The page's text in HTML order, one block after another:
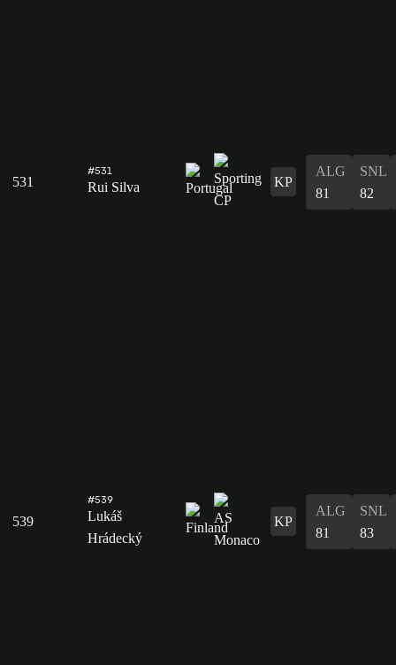
531
#531
Rui Silva KP
ALG
81
SNL
82
539
#539
Lukáš
Hrádecký
KP
ALG
81
SNL
83